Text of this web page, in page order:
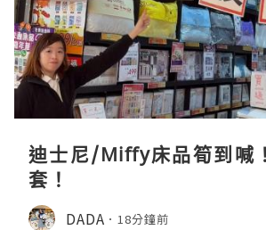
迪士尼/Miffy床品筍到喊
套！
DADA 18分鐘前